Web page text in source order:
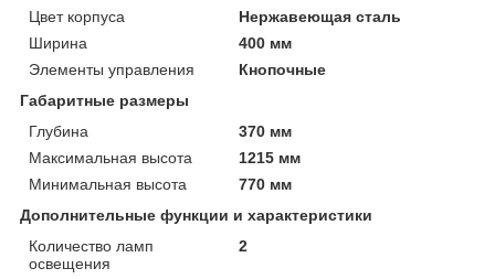
Цвет корпуса
Нержавеющая сталь
Ширина
400 мм
Элементы управления
Кнопочные
Габаритные размеры
Глубина
370 мм
Максимальная высота
1215 мм
Минимальная высота
770 мм
Дополнительные функции и характеристики
Количество ламп
освещения
2